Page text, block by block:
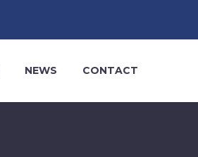
NEWS CONTACT